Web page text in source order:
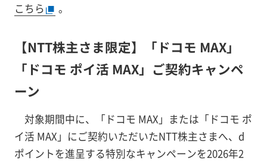
こちら
。
【NTT株主さま限定】「ドコモ MAX」
「ドコモ ポイ活 MAX」ご契約キャンペ
ーン
対象期間中に、「ドコモ MAX」または「ドコモ ポ
イ活 MAX」にご契約いただいたNTT株主さまへ、d
ポイントを進呈する特別なキャンペーンを2026年2